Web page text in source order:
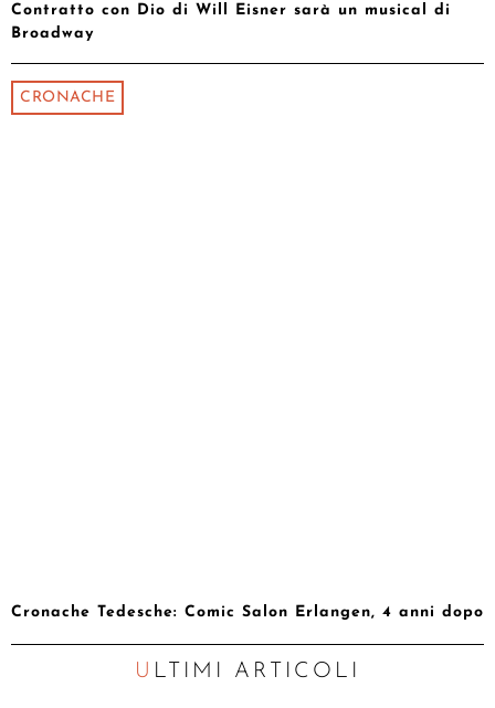
Contratto con Dio di Will Eisner sarà un musical di
Broadway
CRONACHE
Cronache Tedesche: Comic Salon Erlangen, 4 anni dopo
ULTIMI ARTICOLI